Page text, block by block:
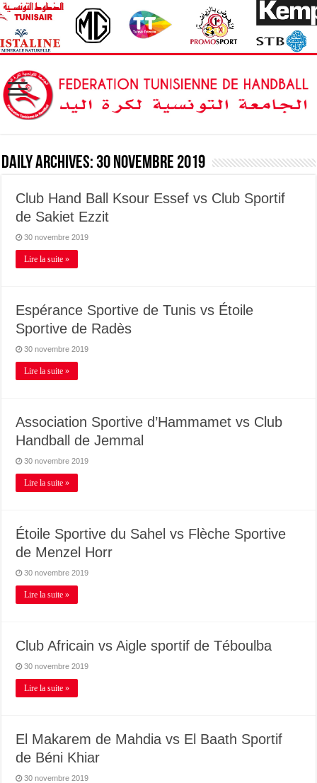
Daily Archives:30 novembre 2019
Club Hand Ball Ksour Essef vs Club Sportif
de Sakiet Ezzit
30 novembre 2019
Lire la suite »
Espérance Sportive de Tunis vs Étoile
Sportive de Radès
30 novembre 2019
Lire la suite »
Association Sportive d’Hammamet vs Club
Handball de Jemmal
30 novembre 2019
Lire la suite »
Étoile Sportive du Sahel vs Flèche Sportive
de Menzel Horr
30 novembre 2019
Lire la suite »
Club Africain vs Aigle sportif de Téboulba
30 novembre 2019
Lire la suite »
El Makarem de Mahdia vs El Baath Sportif
de Béni Khiar
30 novembre 2019